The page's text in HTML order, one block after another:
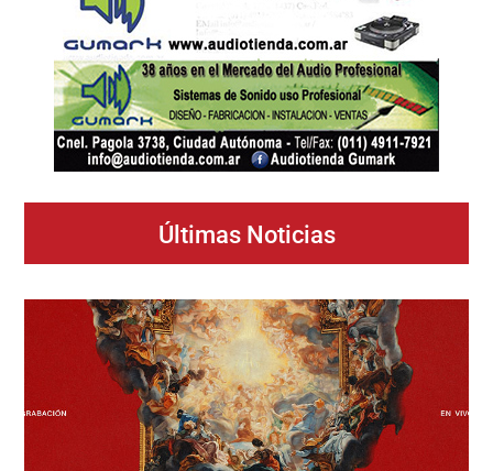
Últimas Noticias